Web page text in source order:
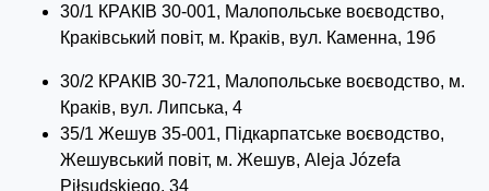
30/1 КРАКІВ 30-001, Малопольське воєводство,
Краківський повіт, м. Краків, вул. Каменна, 19б
30/2 КРАКІВ 30-721, Малопольське воєводство, м.
Краків, вул. Липська, 4
35/1 Жешув 35-001, Підкарпатське воєводство,
Жешувський повіт, м. Жешув, Aleja Józefa
Piłsudskiego, 34